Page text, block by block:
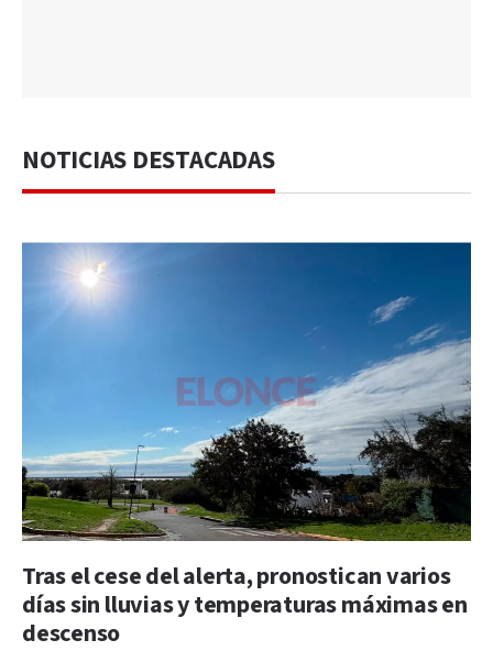
NOTICIAS DESTACADAS
Tras el cese del alerta, pronostican varios
días sin lluvias y temperaturas máximas en
descenso